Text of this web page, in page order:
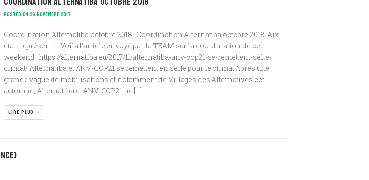
POSTED ON 26 NOVEMBRE 2017
Coordination Alternatiba octobre 2018 Coordination Alternatiba octobre 2018 Aix
était représenté : Voilà l’article envoyé par la TEAM sur la coordination de ce
weekend : https://alternatiba.eu/2017/11/alternatiba-anv-cop21-se-remettent-selle-
climat/ Alternatiba et ANV-COP21 se remettent en selle pour le climat Après une
grande vague de mobilisations et notamment de Villages des Alternatives cet
automne, Alternatiba et ANV-COP21 ne […]
LIRE PLUS